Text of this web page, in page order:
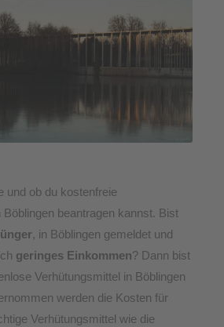
und ob du kostenfreie
Böblingen beantragen kannst. Bist
, in Böblingen gemeldet und
geringes Einkommen? Dann bist
Verhütungsmittel in Böblingen
werden die Kosten für
Verhütungsmittel wie die